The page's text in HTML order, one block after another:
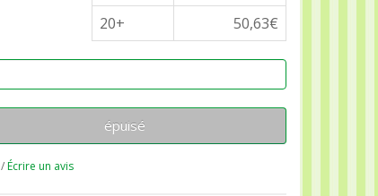
20+
50,63€
épuisé
/Écrire un avis